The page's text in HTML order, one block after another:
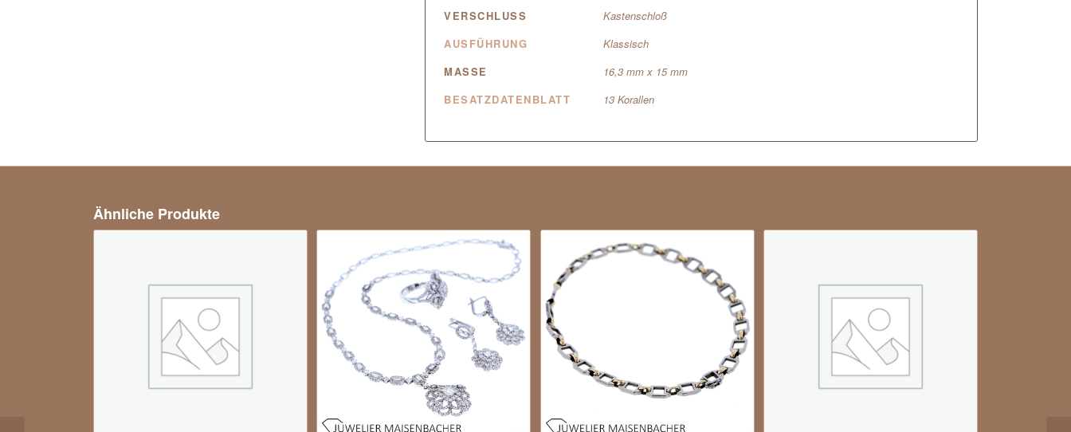
VERSCHLUSS
Kastenschloß
AUSFÜHRUNG
Klassisch
MASSE
16,3 mm x 15 mm
BESATZDATENBLATT
13 Korallen
Ähnliche Produkte